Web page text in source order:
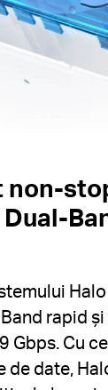
rapid
Gbps. Cu
de date,